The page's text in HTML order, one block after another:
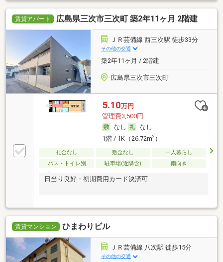
賃貸アパート 広島県三次市三次町 築2年11ヶ月 2階建
ＪＲ芸備線 西三次駅 徒歩33分
その他の交通
築2年11ヶ月 / 2階建
広島県三次市三次町
5.10万円
管理費3,500円
なし
なし
1階 / 1K（26.72m2）
礼金なし 敷金なし
一人暮らし
バス・トイレ別
駐車場(近隣含) 南向き
日当り良好・初期費用カード決済可
賃貸マンション ひまわりビル
ＪＲ芸備線 八次駅 徒歩15分
その他の交通